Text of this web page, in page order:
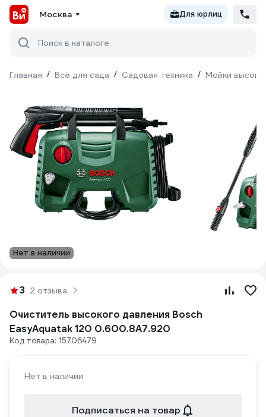
Москва Для юрлиц
Поиск в каталоге
Главная / Всё для сада / Садовая техника / Мойки
Нет в наличии
3 2 отзыва
Очиститель высокого давления Bosch
EasyAquatak 120 0.600.8A7.920
Код товара: 15706479
Нет в наличии
Подписаться на товар